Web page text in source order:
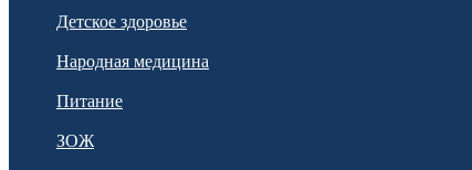
Детское здоровье
Народная медицина
Питание
ЗОЖ